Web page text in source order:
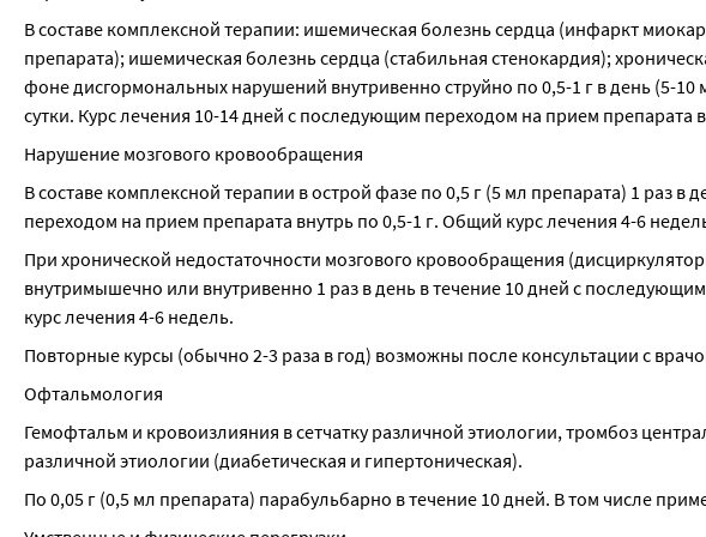
В составе комплексной терапии: ишемическая болезнь сердца (инфаркт
препарата); ишемическая болезнь сердца (стабильная стенокардия);
фоне дисгормональных нарушений внутривенно струйно по 0,5-1 г в день (5-
сутки. Курс лечения 10-14 дней с последующим переходом на прием препарата
Нарушение мозгового кровообращения
В составе комплексной терапии в острой фазе по 0,5 г (5 мл препарата) 1 раз
переходом на прием препарата внутрь по 0,5-1 г. Общий курс лечения 4-6
При хронической недостаточности мозгового кровообращения
внутримышечно или внутривенно 1 раз в день в течение 10 дней с
курс лечения 4-6 недель.
Повторные курсы (обычно 2-3 раза в год) возможны после консультации с
Офтальмология
Гемофтальм и кровоизлияния в сетчатку различной этиологии, тромбоз
различной этиологии (диабетическая и гипертоническая).
По 0,05 г (0,5 мл препарата) парабульбарно в течение 10 дней. В том числе